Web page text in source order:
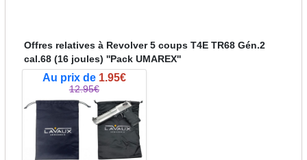
Offres relatives à Revolver 5 coups T4E TR68 Gén.2
cal.68 (16 joules) ''Pack UMAREX''
Au prix de 1.95€
12.95€